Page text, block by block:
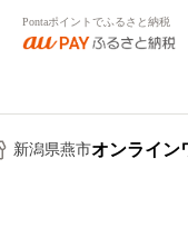
Pontaポイントでふるさと納税
新潟県燕市オンライン